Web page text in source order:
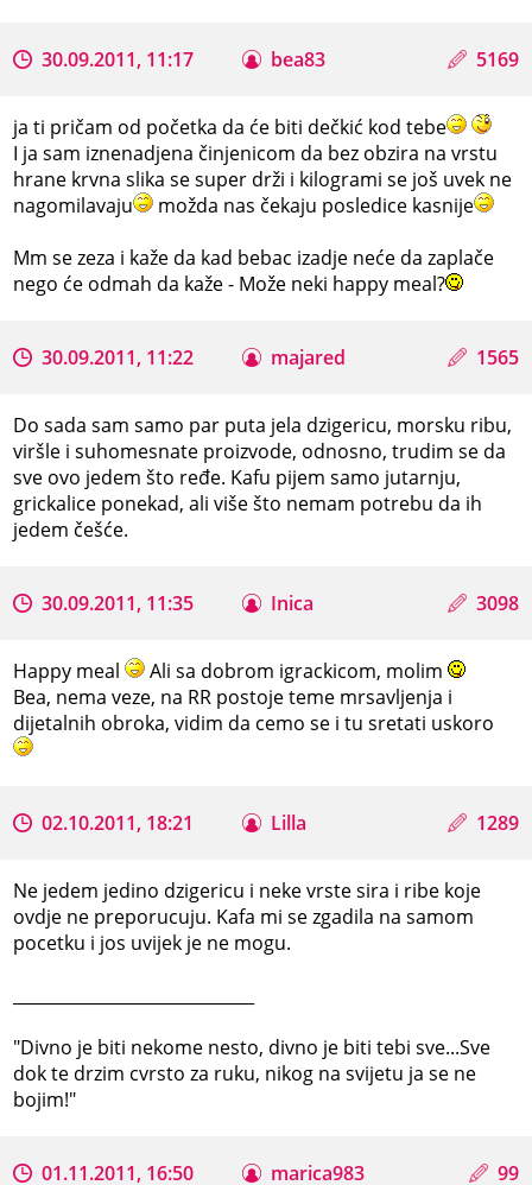
30.09.2011, 11:17 bea83 5169
ja ti pričam od početka da će biti dečkić kod tebe
I ja sam iznenadjena činjenicom da bez obzira na vrstu
hrane krvna slika se super drži i kilogrami se još uvek ne
nagomilavaju
možda nas čekaju posledice kasnije
Mm se zeza i kaže da kad bebac izadje neće da zaplače
nego će odmah da kaže - Može neki happy meal?
30.09.2011, 11:22 majared 1565
Do sada sam samo par puta jela dzigericu, morsku ribu,
viršle i suhomesnate proizvode, odnosno, trudim se da
sve ovo jedem što ređe. Kafu pijem samo jutarnju,
grickalice ponekad, ali više što nemam potrebu da ih
jedem češće.
30.09.2011, 11:35 Inica 3098
Happy meal
Ali sa dobrom igrackicom, molim
Bea, nema veze, na RR postoje teme mrsavljenja i
dijetalnih obroka, vidim da cemo se i tu sretati uskoro
02.10.2011, 18:21 Lilla 1289
Ne jedem jedino dzigericu i neke vrste sira i ribe koje
ovdje ne preporucuju. Kafa mi se zgadila na samom
pocetku i jos uvijek je ne mogu.
"Divno je biti nekome nesto, divno je biti tebi sve...Sve
dok te drzim cvrsto za ruku, nikog na svijetu ja se ne
bojim!"
01.11.2011, 16:50 marica983 99